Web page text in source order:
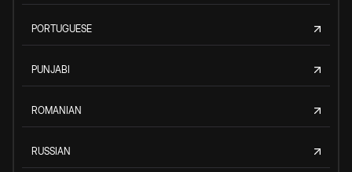
PORTUGUESE
PUNJABI
ROMANIAN
RUSSIAN